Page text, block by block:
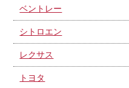
ベントレー
シトロエン
レクサス
トヨタ